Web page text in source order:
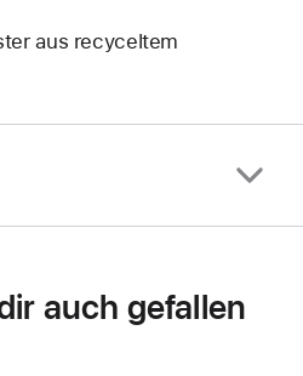
aus recyceltem
auch gefallen